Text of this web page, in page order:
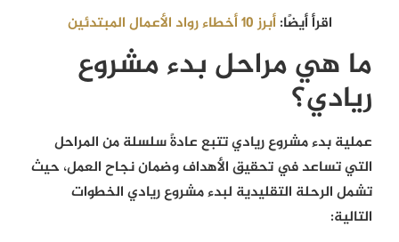
اقرأ أيضًا:أبرز 10 أخطاء رواد الأعمال المبتدئين
ما هي مراحل بدء مشروع
ريادي؟
عملية بدء مشروع ريادي تتبع عادةً سلسلة من المراحل
التي تساعد في تحقيق الأهداف وضمان نجاح العمل، حيث
تشمل الرحلة التقليدية لبدء مشروع ريادي الخطوات
التالية: